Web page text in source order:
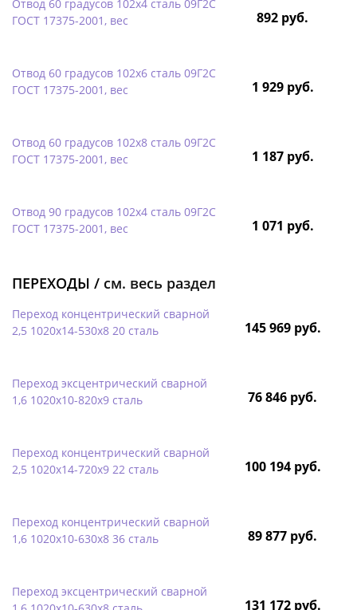
Отвод 60 градусов 102х4 сталь 09Г2С
ГОСТ 17375-2001, вес
892 руб.
Отвод 60 градусов 102х6 сталь 09Г2С
ГОСТ 17375-2001, вес
1 929 руб.
Отвод 60 градусов 102х8 сталь 09Г2С
ГОСТ 17375-2001, вес
1 187 руб.
Отвод 90 градусов 102х4 сталь 09Г2С
ГОСТ 17375-2001, вес
1 071 руб.
ПЕРЕХОДЫ / см. весь раздел
Переход концентрический сварной
2,5 1020х14-530х8 20 сталь
145 969 руб.
Переход эксцентрический сварной
1,6 1020х10-820х9 сталь
76 846 руб.
Переход концентрический сварной
2,5 1020х14-720х9 22 сталь
100 194 руб.
Переход концентрический сварной
1,6 1020х10-630х8 36 сталь
89 877 руб.
Переход эксцентрический сварной
131 172 руб.